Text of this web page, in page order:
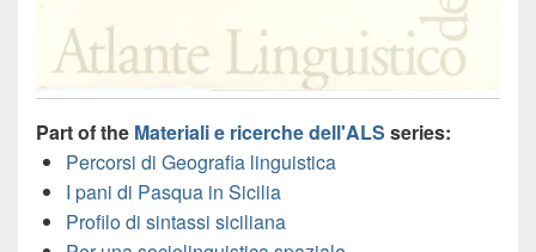
Part of the Materiali e ricerche dell'ALS series:
Percorsi di Geografia linguistica
I pani di Pasqua in Sicilia
Profilo di sintassi siciliana